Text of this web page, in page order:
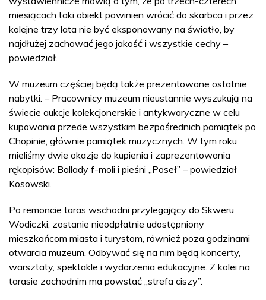
miesiącach taki obiekt powinien wrócić do skarbca i przez
kolejne trzy lata nie być eksponowany na światło, by
najdłużej zachować jego jakość i wszystkie cechy –
powiedział.
W muzeum częściej będą także prezentowane ostatnie
nabytki. – Pracownicy muzeum nieustannie wyszukują na
świecie aukcje kolekcjonerskie i antykwaryczne w celu
kupowania przede wszystkim bezpośrednich pamiątek po
Chopinie, głównie pamiątek muzycznych. W tym roku
mieliśmy dwie okazje do kupienia i zaprezentowania
rękopisów: Ballady f-moli i pieśni „Poseł” – powiedział
Kosowski.
Po remoncie taras wschodni przylegający do Skweru
Wodiczki, zostanie nieodpłatnie udostępniony
mieszkańcom miasta i turystom, również poza godzinami
otwarcia muzeum. Odbywać się na nim będą koncerty,
warsztaty, spektakle i wydarzenia edukacyjne. Z kolei na
tarasie zachodnim ma powstać „strefa ciszy”.